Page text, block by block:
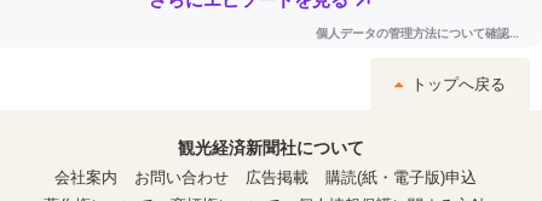
トップへ戻る
観光経済新聞社について
会社案内
お問い合わせ 広告掲載
購読(紙・電子版)申込